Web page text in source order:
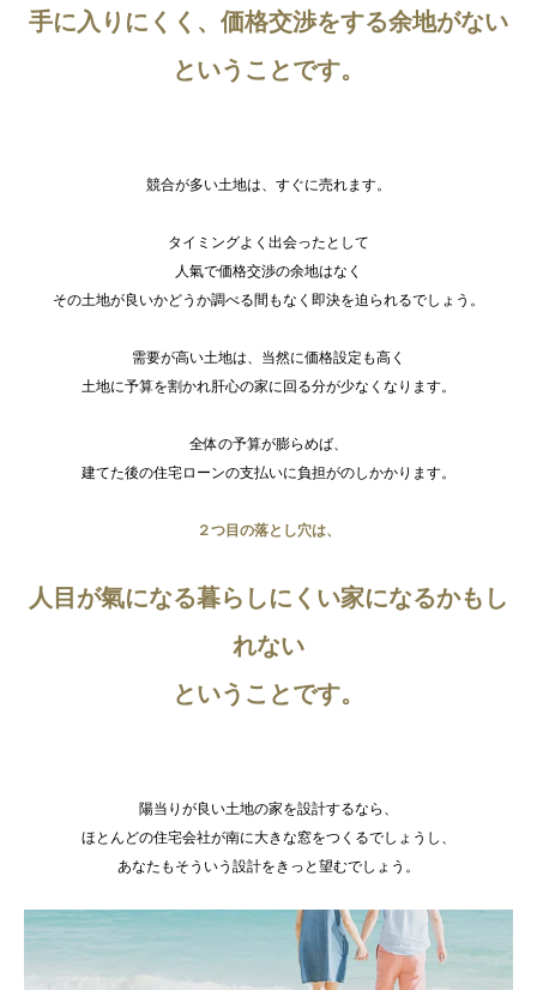
手に入りにくく、価格交渉をする余地がない
ということです。
競合が多い土地は、すぐに売れます。
タイミングよく出会ったとして
人氣で価格交渉の余地はなく
その土地が良いかどうか調べる間もなく即決を迫られるでしょう。
需要が高い土地は、当然に価格設定も高く
土地に予算を割かれ肝心の家に回る分が少なくなります。
全体の予算が膨らめば、
建てた後の住宅ローンの支払いに負担がのしかかります。
２つ目の落とし穴は、
人目が氣になる暮らしにくい家になるかもし
れない
ということです。
陽当りが良い土地の家を設計するなら、
ほとんどの住宅会社が南に大きな窓をつくるでしょうし、
あなたもそういう設計をきっと望むでしょう。